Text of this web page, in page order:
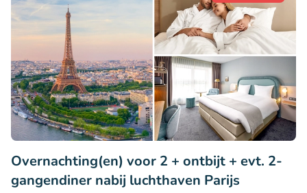
Overnachting(en) voor 2 + ontbijt + evt. 2-
gangendiner nabij luchthaven Parijs